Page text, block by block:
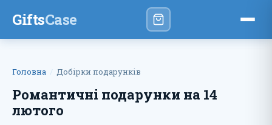
GiftsCase
Головна Добірки подарунків
Романтичні подарунки на 14
лютого